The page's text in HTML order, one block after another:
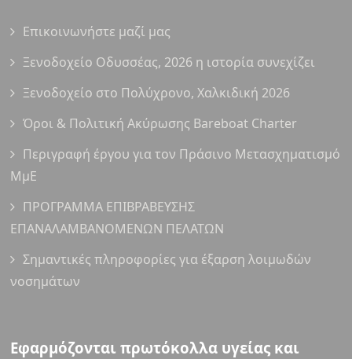
Επικοινωνήστε μαζί μας
Ξενοδοχείο Οδυσσέας, 2026 η ιστορία συνεχίζει
Ξενοδοχείο στο Πολύχρονο, Χαλκιδική 2026
Όροι & Πολιτική Ακύρωσης Bareboat Charter
Περιγραφή έργου για τον Πράσινο Μετασχηματισμό
ΜμΕ
ΠΡΟΓΡΑΜΜΑ ΕΠΙΒΡΑΒΕΥΣΗΣ
ΕΠΑΝΑΛΑΜΒΑΝΟΜΕΝΩΝ ΠΕΛΑΤΩΝ
Σημαντικές πληροφορίες για έξαρση λοιμωδών
νοσημάτων
Εφαρμόζονται πρωτόκολλα υγείας και